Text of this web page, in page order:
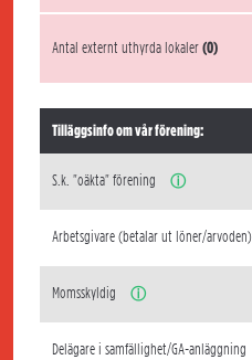
Antal externt uthyrda lokaler(0)
Tilläggsinfo om vår förening:
S.k. "oäkta" förening ⓘ
Arbetsgivare (betalar ut löner/arvoden)
Momsskyldig ⓘ
Delägare i samfällighet/GA-anläggning